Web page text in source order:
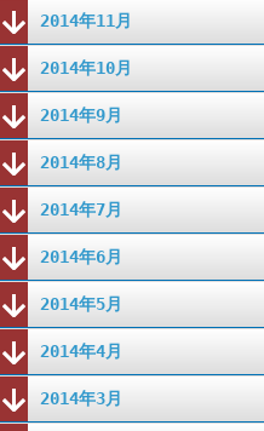
2014年11月
2014年10月
2014年9月
2014年8月
2014年7月
2014年6月
2014年5月
2014年4月
2014年3月